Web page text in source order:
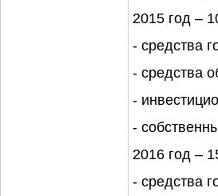
2015 год –
- средства
- средства
-
-
2016 год –
- средства